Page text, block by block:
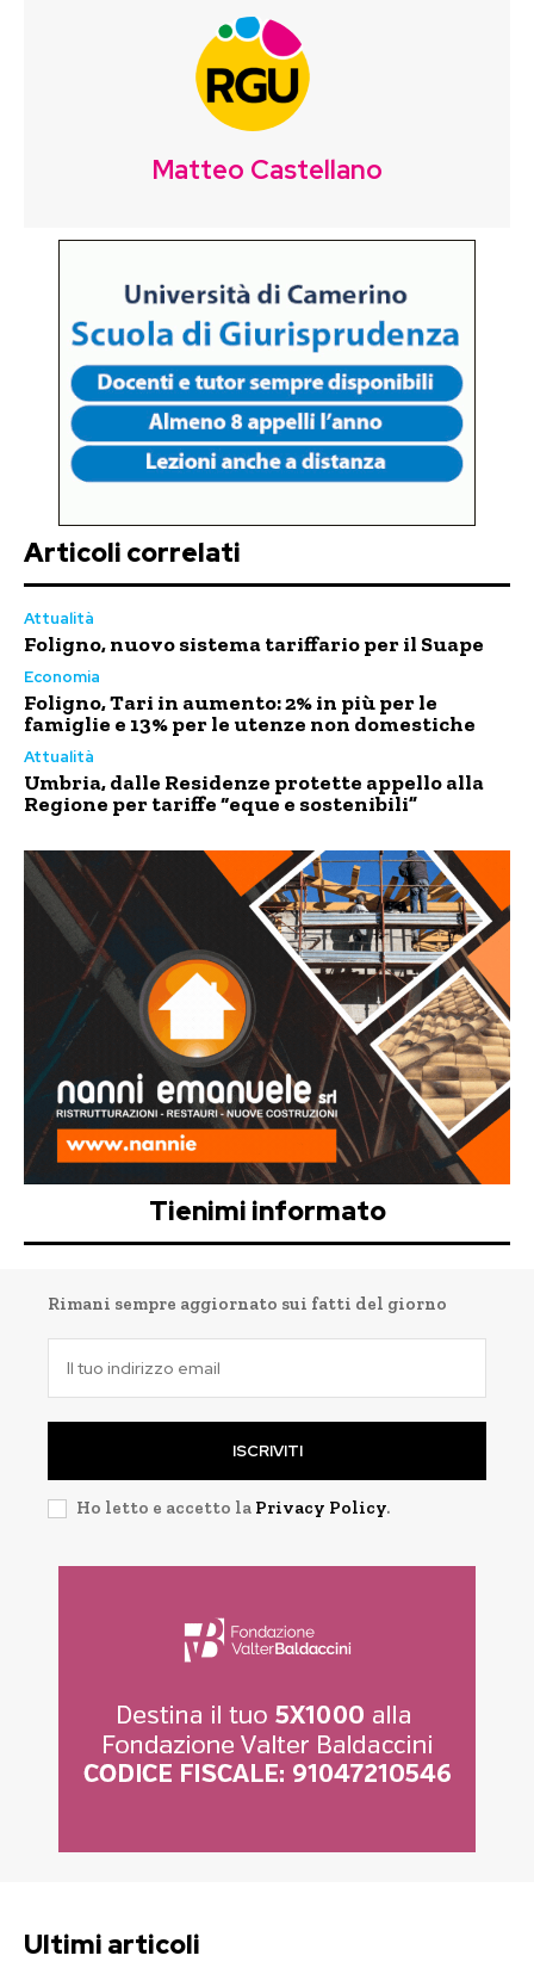
Matteo Castellano
Articoli correlati
Attualità
Foligno, nuovo sistema tariffario per il Suape
Economia
Foligno, Tari in aumento: 2% in più per le
famiglie e 13% per le utenze non domestiche
Attualità
Umbria, dalle Residenze protette appello alla
Regione per tariffe “eque e sostenibili”
Tienimi informato
Rimani sempre aggiornato sui fatti del giorno
ISCRIVITI
Ho letto e accetto la Privacy Policy.
Ultimi articoli